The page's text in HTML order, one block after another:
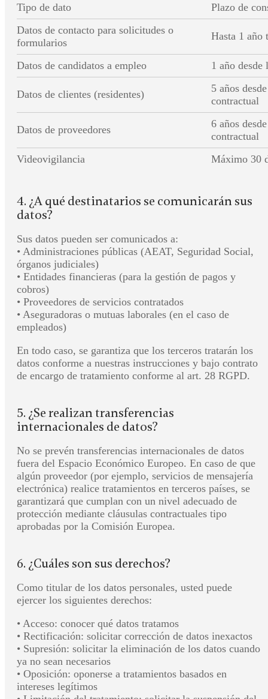
Tipo de dato
Plazo de
Datos de contacto para solicitudes o
formularios
Hasta 1 año
Datos de candidatos a empleo 1 año
Datos de clientes (residentes)
5 años
contractual
Datos de proveedores
6 años
contractual
Videovigilancia
Máximo 30
4. ¿A qué destinatarios se comunicarán sus
datos?
Sus datos pueden ser comunicados a:
• Administraciones públicas (AEAT, Seguridad Social,
órganos judiciales)
• Entidades financieras (para la gestión de pagos y
cobros)
• Proveedores de servicios contratados
• Aseguradoras o mutuas laborales (en el caso de
empleados)
En todo caso, se garantiza que los terceros tratarán los
datos conforme a nuestras instrucciones y bajo contrato
de encargo de tratamiento conforme al art. 28 RGPD.
5. ¿Se realizan transferencias
internacionales de datos?
No se prevén transferencias internacionales de datos
fuera del Espacio Económico Europeo. En caso de que
algún proveedor (por ejemplo, servicios de mensajería
electrónica) realice tratamientos en terceros países, se
garantizará que cumplan con un nivel adecuado de
protección mediante cláusulas contractuales tipo
aprobadas por la Comisión Europea.
6. ¿Cuáles son sus derechos?
Como titular de los datos personales, usted puede
ejercer los siguientes derechos:
• Acceso: conocer qué datos tratamos
• Rectificación: solicitar corrección de datos inexactos
• Supresión: solicitar la eliminación de los datos cuando
ya no sean necesarios
• Oposición: oponerse a tratamientos basados en
intereses legítimos